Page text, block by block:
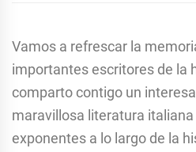
Baráibar
Vamos a refrescar la
importantes escritores de la
comparto contigo un
maravillosa literatura
exponentes a lo largo de la